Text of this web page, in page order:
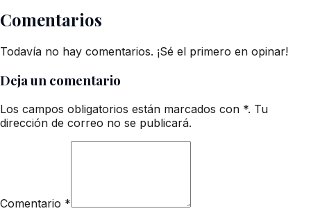
Comentarios
Todavía no hay comentarios. ¡Sé el primero en opinar!
Deja un comentario
Los campos obligatorios están marcados con *. Tu
dirección de correo no se publicará.
Comentario *